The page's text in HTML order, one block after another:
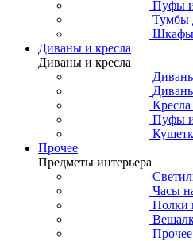
Пуфы и
Тумбы
Шкафы
Диваны и кресла
Диваны и кресла
Кресла
Пуфы и
Прочее
Предметы интерьера
Часы
Полки
Прочее